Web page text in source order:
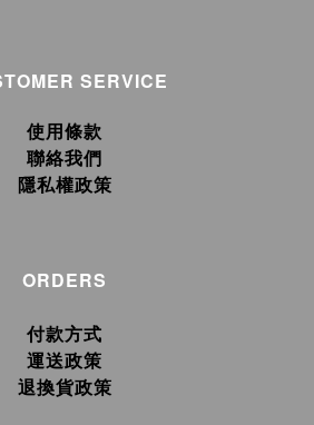
SERVICE
使用條款
聯絡我們
隱私權政策
ORDERS
付款方式
運送政策
退換貨政策